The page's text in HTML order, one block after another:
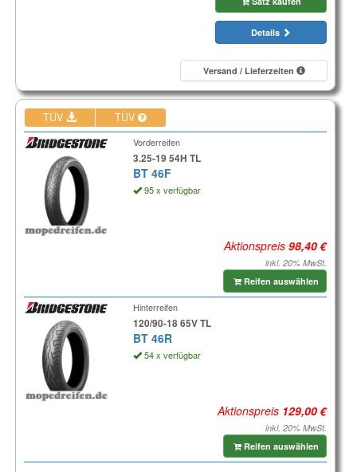
Details
Versand / Lieferzeiten
TÜV TÜV
Vorderreifen
3.25-19 54H TL
BT 46F
95 x verfügbar
Aktionspreis
inkl. 20% MwSt.
Reifen auswählen
Hinterreifen
120/90-18 65V TL
BT 46R
54 x verfügbar
Aktionspreis
inkl. 20% MwSt.
Reifen auswählen